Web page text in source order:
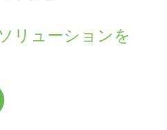
リューションを
シールド機能をぜひご
のソリューションが電磁